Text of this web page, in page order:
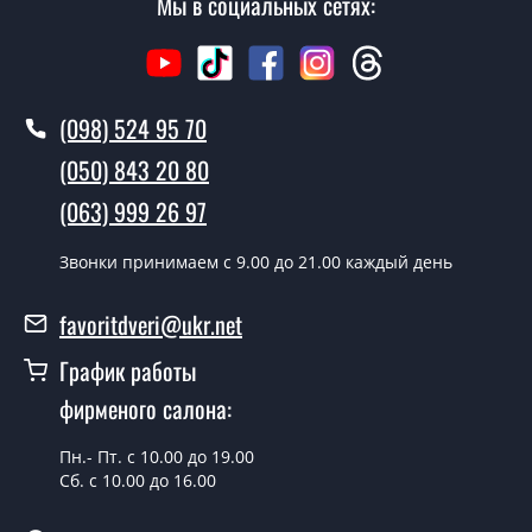
Сколько стоит вызвать замерщика?
Вызов замерщика-консультанта стоит 500 грн.
Да производим. Монтаж дверных полотен
производится согласно очереди, во все дни кроме
Сколько стоит установка дверей
- от 1800 грн.
Можно на сегодня вызвать
замерщика?
(098) 524 95 70
(050) 843 20 80
(063) 999 26 97
Звонки принимаем c 9.00 до 21.00 каждый день
favoritdveri@ukr.net
График работы
фирменого салона:
Пн.- Пт. с 10.00 до 19.00
Сб. с 10.00 до 16.00